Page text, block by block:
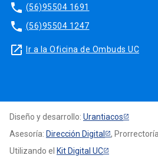
phone (56)95504 1691
phone (56)95504 1247
launch Ir a la Oficina de Ombuds UC
Diseño y desarrollo: Urantiacos
Asesoría: Dirección Digital
,
Utilizando el Kit Digital UC